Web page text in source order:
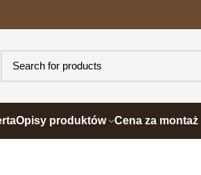
Opisy produktów Cena za montaż